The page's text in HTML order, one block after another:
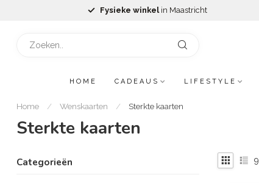
Fysieke winkel in Maastricht
HOME CADEAUS LIFESTYLE
Home / Wenskaarten / Sterkte kaarten
Sterkte kaarten
Categorieën 9